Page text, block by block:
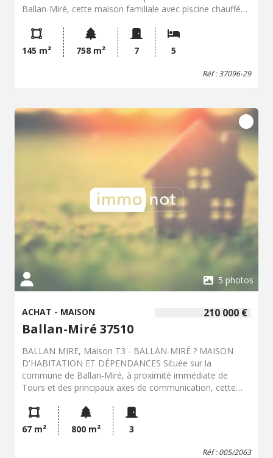
Ballan-Miré, cette maison familiale avec piscine chauffée
sur les champs et des prestations idéales pour une vie
confortable. Le rez-de-chaussée s'ouvre sur une entrée
avec toilettes menant à une belle pièce de vie de 50 m²
regroupant salon, séjour et cuisine, lumineuse et
d'une chambre avec salle d'eau, toilettes et placard,
permettant une vie de plain-pied. Un double garage avec
portes électriques complète l'ensemble, incluant une
partie cave ainsi qu'un grenier aménageable offrant un
potentiel supplémentaire. À l'étage, l'espace nuit se
compose de quatre chambres, d'un coin bureau, d'une
salle de bain avec toilettes et de nombreux rangements,
parfaitement adaptés à la vie de famille. À l'extérieur, la
parcelle sans vis-à-vis, de plus de 700 m² accueille une
piscine chauffée par pompe à chaleur, idéale pour profiter
des beaux jours en toute tranquillité. Une maison au
calme et proche des commodités, offrant volumes,
confort et qualité de vie, dans l'un des quartiers les plus
appréciés de Ballan-Miré. Un bien rare à découvrir sans
tarder.
145 m² 758 m² 7 5
Réf : 37096-29
5 photos
210 000 €
ACHAT - MAISON
Ballan-Miré 37510
BALLAN MIRE, Maison T3 - BALLAN-MIRÉ ? MAISON
D'HABITATION ET DÉPENDANCES Située sur la
commune de Ballan-Miré, à proximité immédiate de
Tours et des principaux axes de communication, cette
grand terrain privatif. Le bâtiment principal, d'une
superficie d'environ 70 m² habitables, en bon état général,
s'organise au rez-de-chaussée autour d'une grande pièce
de vie réunissant le séjour et la cuisine, d'une chambre
67 m² 800 m² 3
Réf : 005/2063